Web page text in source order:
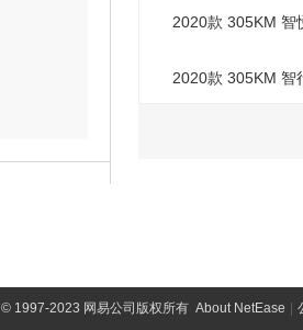
2020款 305KM 智
2020款 305KM 智
©1997-2023 网易公司版权所有 About NetEase